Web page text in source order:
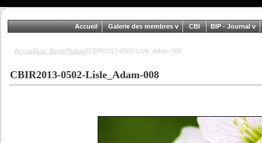
Accueil Galerie des membres CBI BIP - Journal
Accueil/Luc Bentz/Nature/CBIR2013-0502-Lisle_Adam-008
CBIR2013-0502-Lisle_Adam-008